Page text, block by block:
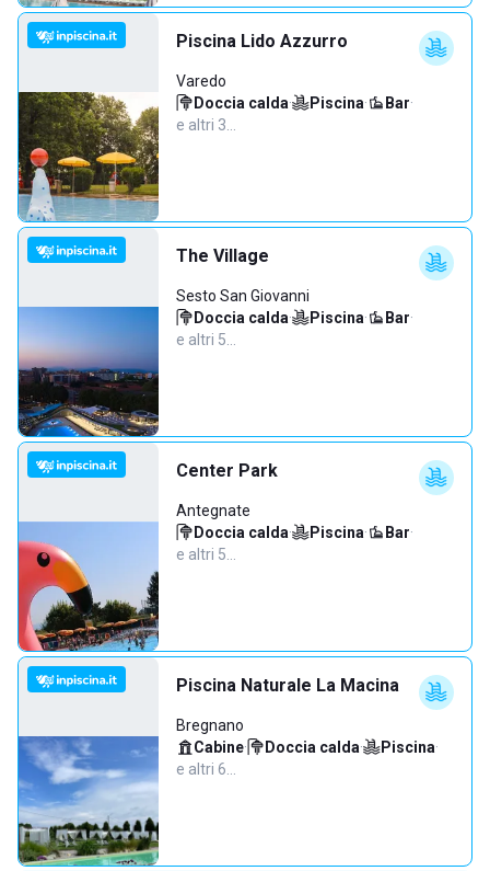
Piscina Lido Azzurro
Varedo
Doccia calda· Piscina· Bar·
e altri 3…
The Village
Sesto San Giovanni
Doccia calda· Piscina· Bar·
e altri 5…
Center Park
Antegnate
Doccia calda· Piscina· Bar·
e altri 5…
Piscina Naturale La Macina
Bregnano
Cabine· Doccia calda· Piscina·
e altri 6…